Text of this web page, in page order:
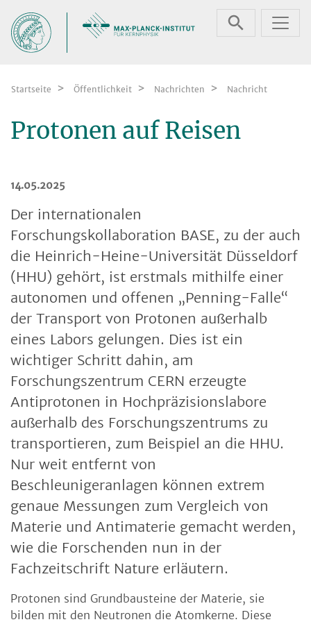
Startseite Öffentlichkeit Nachrichten Nachricht
Protonen auf Reisen
14.05.2025
Der internationalen
Forschungskollaboration BASE, zu der auch
die Heinrich-Heine-Universität Düsseldorf
(HHU) gehört, ist erstmals mithilfe einer
autonomen und offenen „Penning-Falle“
der Transport von Protonen außerhalb
eines Labors gelungen. Dies ist ein
wichtiger Schritt dahin, am
Forschungszentrum CERN erzeugte
Antiprotonen in Hochpräzisionslabore
außerhalb des Forschungszentrums zu
transportieren, zum Beispiel an die HHU.
Nur weit entfernt von
Beschleunigeranlagen können extrem
genaue Messungen zum Vergleich von
Materie und Antimaterie gemacht werden,
wie die Forschenden nun in der
Fachzeitschrift Nature erläutern.
Protonen sind Grundbausteine der Materie, sie
bilden mit den Neutronen die Atomkerne. Diese